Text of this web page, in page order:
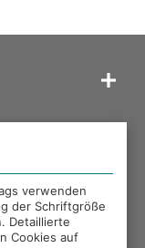
verwenden
der Schriftgröße
Detaillierte
Cookies auf